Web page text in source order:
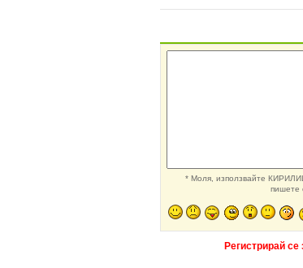
* Моля, използвайте
пишете
Регистрирай